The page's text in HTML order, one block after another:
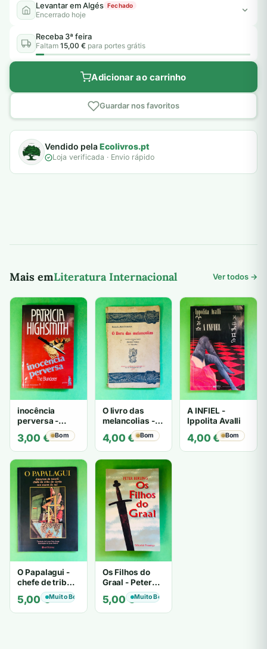
Levantar em Algés Fechado
Encerrado hoje
Receba 3ª feira
Faltam 15,00 € para portes grátis
Adicionar ao carrinho
Guardar nos favoritos
Vendido pelaEcolivros.pt
Loja verificada · Envio rápido
Mais emLiteratura Internacional Ver todos →
inocência
perversa -
PATRICIA
HIGHSMITH
3,00 € Bom
O livro das
melancolias -
Mantegazza
4,00€ Bom
A INFIEL -
Ippolita Avalli
4,00€ Bom
O Papalagui -
chefe de tribo
de tiavéa
5,00€Muito Bom
Os Filhos do
Graal - Peter
Berling
5,00€Muito Bom